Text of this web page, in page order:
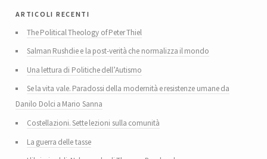
articoli recenti
The Political Theology of Peter Thiel
Salman Rushdie e la post-verità che normalizza il mondo
Una lettura di Politiche dell’Autismo
Se la vita vale. Paradossi della modernità e resistenze umane da
Danilo Dolci a Mario Sanna
Costellazioni. Sette lezioni sulla comunità
La guerra delle tasse